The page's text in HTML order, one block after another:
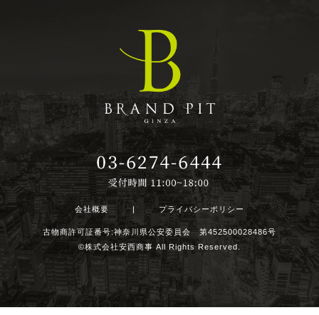
会社概要 プライバシーポリシー
古物商許可証番号:神奈川県公安委員会 第452500028486号
©株式会社安西商事 All Rights Reserved.